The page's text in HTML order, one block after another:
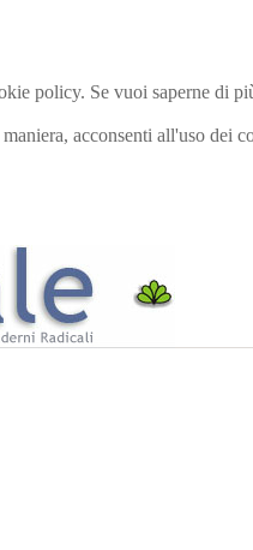
policy. Se vuoi saperne di
acconsenti all'uso dei